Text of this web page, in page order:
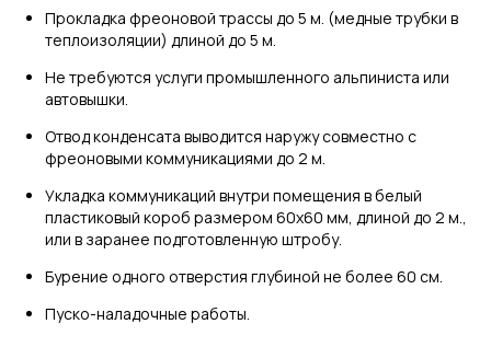
Прокладка фреоновой трассы до 5 м. (медные трубки в
теплоизоляции) длиной до 5 м.
Не требуются услуги промышленного альпиниста или
автовышки.
Отвод конденсата выводится наружу совместно с
фреоновыми коммуникациями до 2 м.
Укладка коммуникаций внутри помещения в белый
пластиковый короб размером 60х60 мм, длиной до 2 м.,
или в заранее подготовленную штробу.
Бурение одного отверстия глубиной не более 60 см.
Пуско-наладочные работы.